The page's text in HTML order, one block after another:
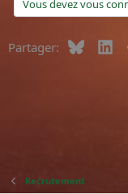
Vous devez vous
Partager: Bluesky
Recrutement